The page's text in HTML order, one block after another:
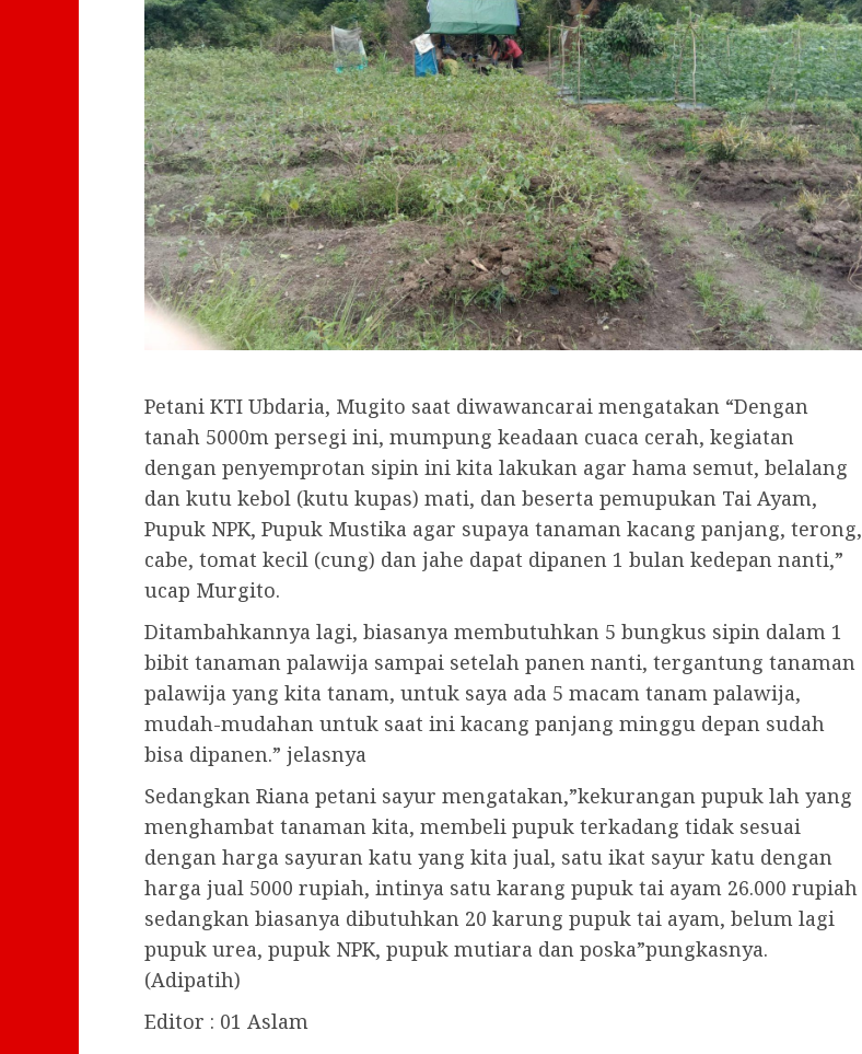
Petani KTI Ubdaria, Mugito saat diwawancarai mengatakan “Dengan
tanah 5000m persegi ini, mumpung keadaan cuaca cerah, kegiatan
dengan penyemprotan sipin ini kita lakukan agar hama semut, belalang
dan kutu kebol (kutu kupas) mati, dan beserta pemupukan Tai Ayam,
Pupuk NPK, Pupuk Mustika agar supaya tanaman kacang panjang, terong,
cabe, tomat kecil (cung) dan jahe dapat dipanen 1 bulan kedepan nanti,”
ucap Murgito.
Ditambahkannya lagi, biasanya membutuhkan 5 bungkus sipin dalam 1
bibit tanaman palawija sampai setelah panen nanti, tergantung tanaman
palawija yang kita tanam, untuk saya ada 5 macam tanam palawija,
mudah-mudahan untuk saat ini kacang panjang minggu depan sudah
bisa dipanen.” jelasnya
Sedangkan Riana petani sayur mengatakan,”kekurangan pupuk lah yang
menghambat tanaman kita, membeli pupuk terkadang tidak sesuai
dengan harga sayuran katu yang kita jual, satu ikat sayur katu dengan
harga jual 5000 rupiah, intinya satu karang pupuk tai ayam 26.000 rupiah
sedangkan biasanya dibutuhkan 20 karung pupuk tai ayam, belum lagi
pupuk urea, pupuk NPK, pupuk mutiara dan poska”pungkasnya.
(Adipatih)
Editor : 01 Aslam